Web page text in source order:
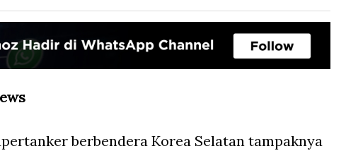
berbendera Korea Selatan tampaknya